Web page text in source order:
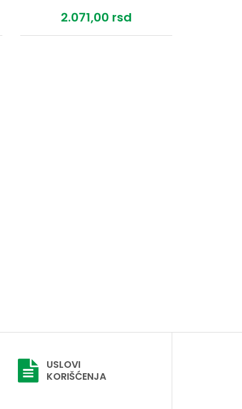
2.071,00 rsd
USLOVI
KORIŠĆENJA